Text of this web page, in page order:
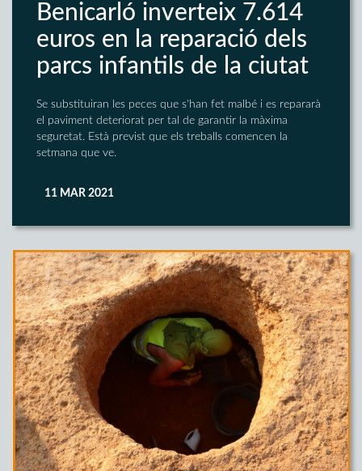
Benicarló inverteix 7.614
euros en la reparació dels
parcs infantils de la ciutat
Se substituiran les peces que s'han fet malbé i es repararà
el paviment deteriorat per tal de garantir la màxima
seguretat. Està previst que els treballs comencen la
setmana que ve.
11 MAR 2021